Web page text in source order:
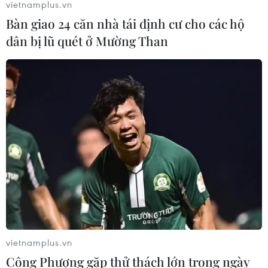
Ninh Bình: Độc đáo bức tranh "Lý ngư
vọng nguyệt" trên cánh đồng lúa
25/05/2023 01:43
Bức tranh khắc họa sống động hình ảnh một đôi cá
chép có thân hình béo khỏe đang chơi đùa cùng ánh
trăng bằng chính chất liệu cây lúa nước để cầu mong
cho một năm quốc thái dân an, mưa thuận gió hòa.
vietnamplus.vn
Bàn giao 24 căn nhà tái định cư cho các hộ
dân bị lũ quét ở Mường Than
vietnamplus.vn
Công Phượng gặp thử thách lớn trong ngày